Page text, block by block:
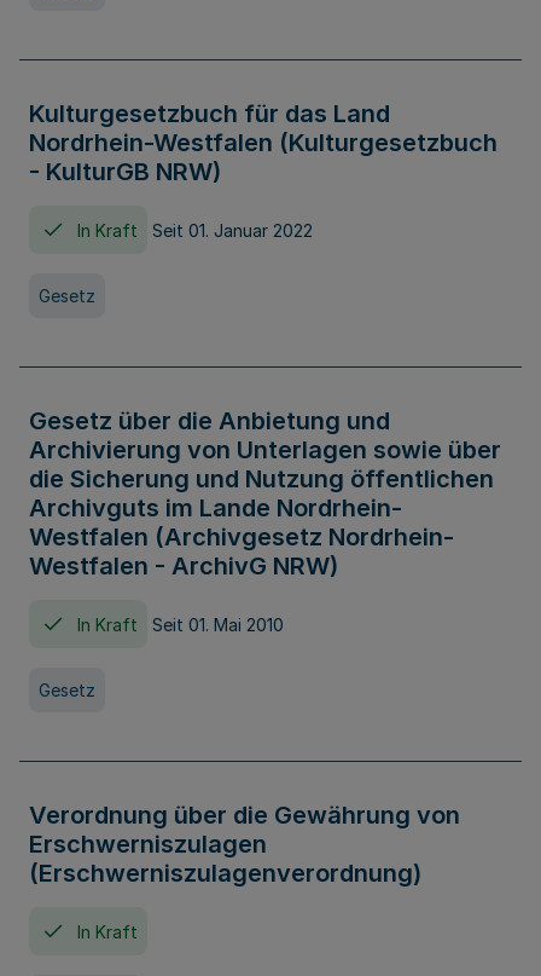
Kulturgesetzbuch für das Land
Nordrhein-Westfalen (Kulturgesetzbuch
- KulturGB NRW)
In Kraft Seit 01. Januar 2022
Gesetz
Gesetz über die Anbietung und
Archivierung von Unterlagen sowie über
die Sicherung und Nutzung öffentlichen
Archivguts im Lande Nordrhein-
Westfalen (Archivgesetz Nordrhein-
Westfalen - ArchivG NRW)
In Kraft Seit 01. Mai 2010
Gesetz
Verordnung über die Gewährung von
Erschwerniszulagen
(Erschwerniszulagenverordnung)
In Kraft